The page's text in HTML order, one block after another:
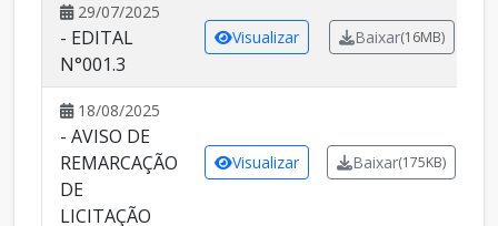
29/07/2025
- EDITAL
N°001.3
Visualizar Baixar(16MB)
18/08/2025
- AVISO DE
REMARCAÇÃO
DE
LICITAÇÃO
Visualizar Baixar(175KB)